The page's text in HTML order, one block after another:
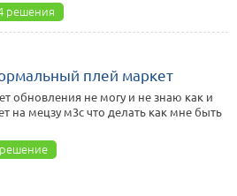
решения
плей маркет
обновления не могу и не знаю как и
на мецзу м3с что делать как мне быть